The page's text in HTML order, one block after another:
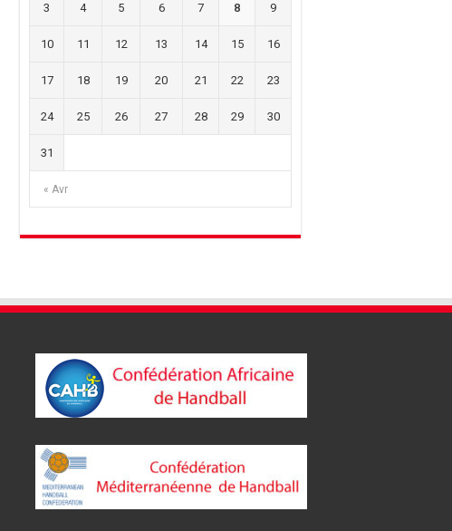
« Avr
3 4 5 6 7 8 9
10 11 12 13 14 15 16
17 18 19 20 21 22 23
24 25 26 27 28 29 30
31